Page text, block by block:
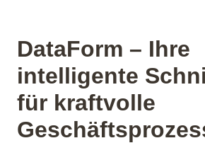
DataForm – Ihre
intelligente
für kraftvolle